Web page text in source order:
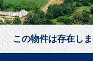
この物件は存在しま